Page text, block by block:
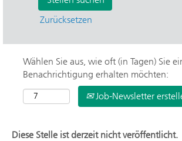
Zurücksetzen
Wählen Sie aus, wie oft (in Tagen) Sie
Benachrichtigung erhalten möchten:
Job-Newsletter
Diese Stelle ist derzeit nicht veröffentlicht.